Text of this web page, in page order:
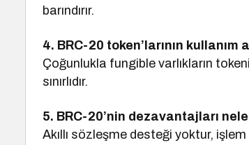
barındırır.
4. BRC-20 token’larının kullanım
Çoğunlukla fungible varlıkların
sınırlıdır.
5. BRC-20’nin dezavantajları
Akıllı sözleşme desteği yoktur,